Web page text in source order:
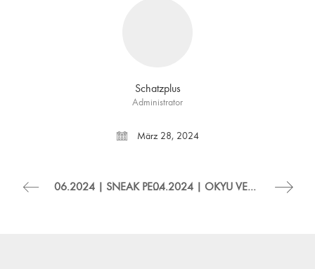
Schatzplus
Administrator
März 28, 2024
06.2024 | SNEAK PEEK PROJEKT BWS 04.2024 | OKYU VERÖFFENTLICHT IM BUCH DIE “SCHÖNSTEN RESTAURANTS, HOTELS & BARS”